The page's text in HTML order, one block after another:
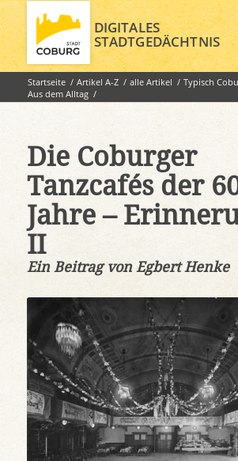
DIGITALES
STADTGEDÄCHTNIS
Startseite / Artikel A-Z / alle Artikel / Typisch
Aus dem Alltag /
Die Coburger Tanzcafés der 60er Jahre –
Die Coburger
Tanzcafés der
Jahre –
II
Ein Beitrag von Egbert Henke